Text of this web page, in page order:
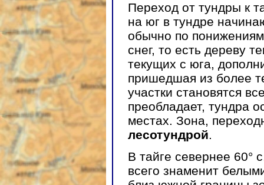
Переход от тундры к
на юг в тундре
обычно по
снег, то есть дереву
текущих с юга,
пришедшая из более
участки становятся
преобладает, тундра
местах. Зона,
лесотундрой.
В тайге севернее
всего знаменит